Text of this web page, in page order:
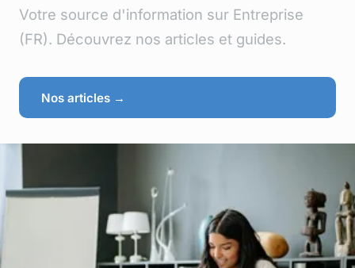
Votre source d'information sur Entreprise
(FR). Découvrez nos articles et guides.
Nos articles →